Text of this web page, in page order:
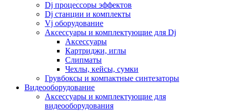
Dj процессоры эффектов
Dj станции и комплекты
Vj оборудование
Аксессуары и комплектующие для Dj
Аксессуары
Картриджи, иглы
Слипматы
Чехлы, кейсы, сумки
Грувбоксы и компактные синтезаторы
Видеооборудование
Аксессуары и комплектующие для
видеооборудования